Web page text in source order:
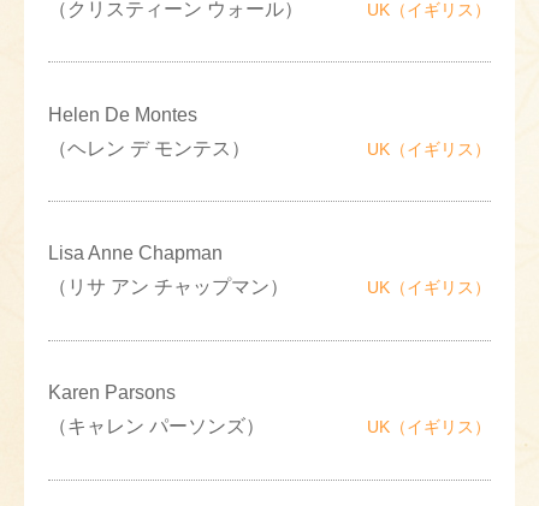
（クリスティーン ウォール）
UK（イギリス）
Helen De Montes
（ヘレン デ モンテス）
UK（イギリス）
Lisa Anne Chapman
（リサ アン チャップマン）
UK（イギリス）
Karen Parsons
（キャレン パーソンズ）
UK（イギリス）